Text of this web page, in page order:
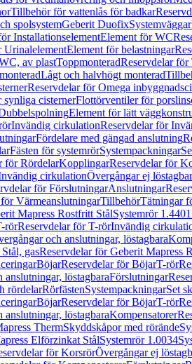
Tillbehör för vattenlås för badkar
spolsystemGeberit DuofixSystemväggar
InstallationselementElement för WC
UrinalelementElement för belastningar
av plastToppmonteradReservdelar för
Lågt och halvhögt monterad
Reservdelar för Omega
cisternerFlottörventiler för
Element för lätt
Invändig cirkulationReservdelar för
Fördelare med gängad anslutning
Fästen för systemrörSystempackningar
för RördelarKopplingarReservdelar för
cirkulationÖvergångar ej
för FörslutningarAnslutningar
VärmeanslutningarTillbehörTätningar
Mapress Rostfritt StålSystemrör 1.4401
rörReservdelar för T-rörInvändig
och anslutningar, löstagbara
gasReservdelar för Geberit Mapress
BöjarReservdelar för BöjarT-rör
löstagbaraFörslutningar
rördelarRörfästenSystempackningarSet
BöjarReservdelar för BöjarT-rör
löstagbaraKompensatorer
ThermSkyddskåpor med rörände
Elförzinkat StålSystemrör 1.0034
för KorsrörÖvergångar ej